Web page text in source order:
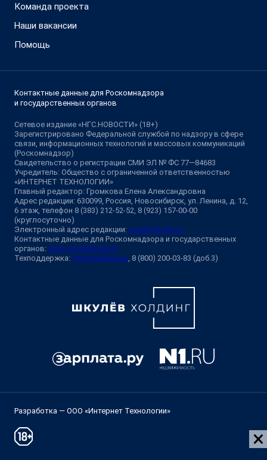
Команда проекта
Наши вакансии
Помощь
Контактные данные для Роскомнадзора
и государственных органов
Сетевое издание «НГС.НОВОСТИ» (18+)
Зарегистрировано Федеральной службой по надзору в сфере
связи, информационных технологий и массовых коммуникаций
(Роскомнадзор)
Свидетельство о регистрации СМИ ЭЛ № ФС 77—84683
Учредитель: Общество с ограниченной ответственностью
«ИНТЕРНЕТ ТЕХНОЛОГИИ»
Главный редактор: Громкова Елена Александровна
Адрес редакции: 630099, Россия, Новосибирск, ул. Ленина, д. 12,
6 этаж, телефон 8 (383) 212-52-52, 8 (923) 157-00-00
(круглосуточно)
Электронный адрес редакции: ngs@shkulev.ru
Контактные данные для Роскомнадзора и государственных
органов: juristnsk@shkulev.ru
Техподдержка: help@shkulev.ru , 8 (800) 200-03-83 (доб.3)
Разработка — ООО «Интернет Технологии»